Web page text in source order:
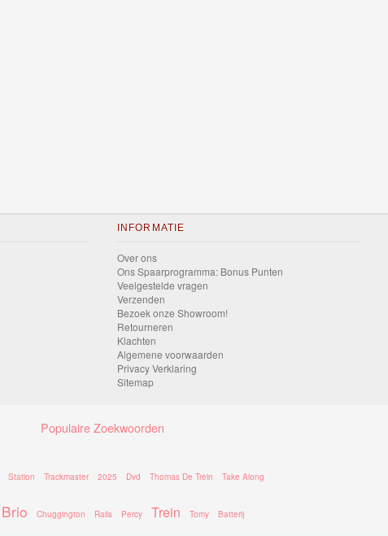
INFORMATIE
Over ons
Ons Spaarprogramma: Bonus Punten
Veelgestelde vragen
Verzenden
Bezoek onze Showroom!
Retourneren
Klachten
Algemene voorwaarden
Privacy Verklaring
Sitemap
Populaire Zoekwoorden
Station Trackmaster 2025 Dvd Thomas De Trein Take Along
Brio Chuggington Rails Percy Trein Tomy Batterij